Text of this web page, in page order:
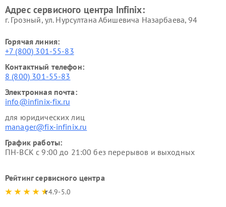
Адрес сервисного центра Infinix:
г. Грозный, ул. Нурсултана Абишевича Назарбаева, 94
Горячая линия:
+7 (800) 301-55-83
Контактный телефон:
8 (800) 301-55-83
Электронная почта:
info@infinix-fix.ru
для юридических лиц
manager@fix-infinix.ru
График работы:
ПН-ВСК с 9:00 до 21:00 без перерывов и выходных
Рейтинг сервисного центра
4.9-5.0